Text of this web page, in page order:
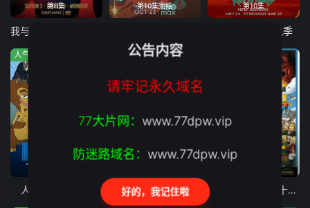
第8集 第10集完结 第10集
瑞克和莫蒂第九季
人气:182
人力资源 第一季
人气:337
机械之声的传奇第四季 辛普森一家 第二十四季
公告内容
请牢记永久域名
77大片网： www.77dpw.vip
防迷路域名： www.77dpw.vip
好的，我记住啦